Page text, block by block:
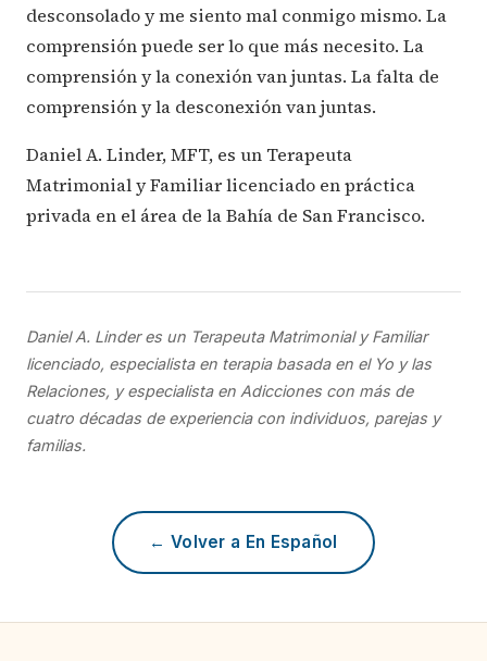
desconsolado y me siento mal conmigo mismo. La
comprensión puede ser lo que más necesito. La
comprensión y la conexión van juntas. La falta de
comprensión y la desconexión van juntas.
Daniel A. Linder, MFT, es un Terapeuta
Matrimonial y Familiar licenciado en práctica
privada en el área de la Bahía de San Francisco.
Daniel A. Linder es un Terapeuta Matrimonial y Familiar
licenciado, especialista en terapia basada en el Yo y las
Relaciones, y especialista en Adicciones con más de
cuatro décadas de experiencia con individuos, parejas y
familias.
← Volver a En Español